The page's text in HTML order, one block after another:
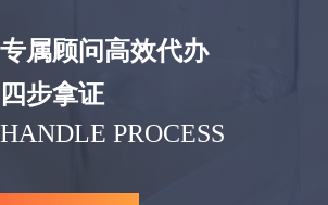
专属顾问高效代办
四步拿证
HANDLE PROCESS